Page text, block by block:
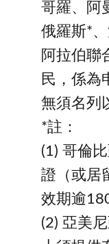
哥羅、阿
俄羅斯*
阿拉伯聯
民，係為
無須名列
*註：
(1) 哥倫
證（或居
效期逾
(2) 亞美